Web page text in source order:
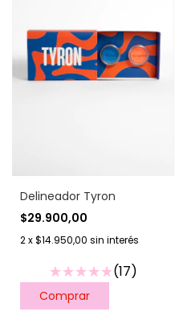
Delineador Tyron
$29.900,00
2x$14.950,00 sin interés
(17)